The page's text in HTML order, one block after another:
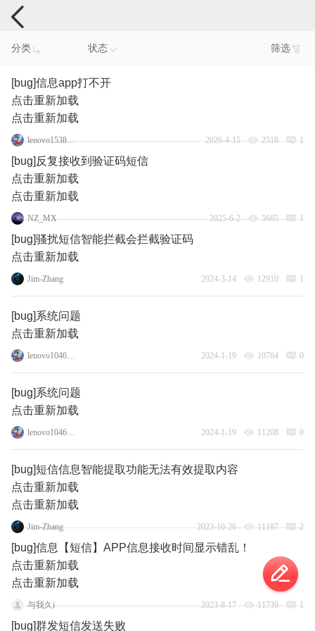
手机反馈
分类 状态 筛选
[bug]信息app打不开
点击重新加载
点击重新加载
lenovo153859108 2026-4-15 2518 1
[bug]反复接收到验证码短信
点击重新加载
点击重新加载
NZ_MX 2025-6-2 5665 1
[bug]骚扰短信智能拦截会拦截验证码
点击重新加载
Jim-Zhang 2024-3-14 12910 1
[bug]系统问题
点击重新加载
lenovo104640917 2024-1-19 10764 0
[bug]系统问题
点击重新加载
lenovo104640917 2024-1-19 11208 0
[bug]短信信息智能提取功能无法有效提取内容
点击重新加载
点击重新加载
Jim-Zhang 2023-10-26 11187 2
[bug]信息【短信】APP信息接收时间显示错乱！
点击重新加载
点击重新加载
与我久i 2023-8-17 11739 1
[bug]群发短信发送失败